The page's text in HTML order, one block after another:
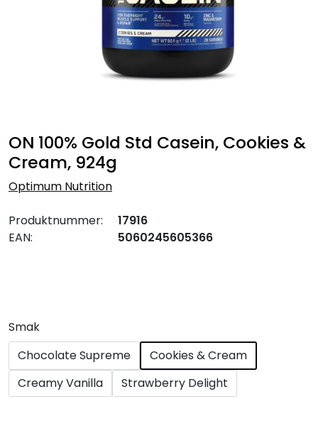
ON 100% Gold Std Casein, Cookies &
Cream, 924g
Optimum Nutrition
Produktnummer:
17916
EAN:
5060245605366
Smak
Chocolate Supreme
Cookies & Cream
Creamy Vanilla
Strawberry Delight